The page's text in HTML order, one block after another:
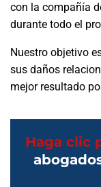
con la compañía
durante todo el
Nuestro objetivo
sus daños
mejor resultado
Haga clic